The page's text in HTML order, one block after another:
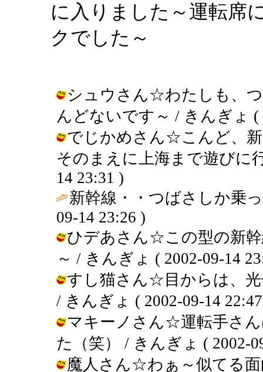
に入りました～運転席
クでした～
シュウさん☆わたしも、
んどないです～ / きんぎょ (
でじかめさん☆こんど、
そのまえに上海まで遊びに
14 23:31 )
新幹線・・つばさしか乗
09-14 23:26 )
ひデあさん☆この型の新
～ / きんぎょ ( 2002-09-14
すし猫さん☆目からは、
/ きんぎょ ( 2002-09-14
マキーノさん☆運転手さ
た（笑） / きんぎょ ( 2002-
魔人さん☆わぁ～似てる面